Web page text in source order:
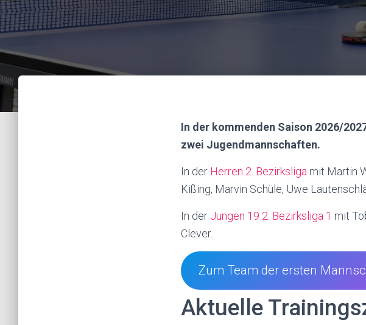
In der kommenden Saison 2026/
zwei Jugendmannschaften.
In der Herren 2. Bezirksliga mit Martin
Kißing, Marvin Schüle, Uwe
In der Jungen 19 2. Bezirksliga 1 mit
Clever.
Zum Team der ersten
Aktuelle